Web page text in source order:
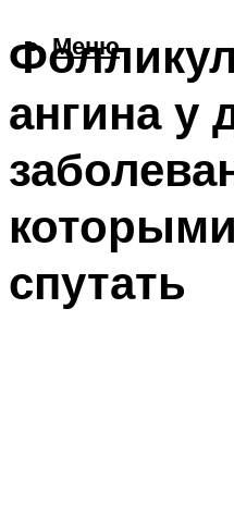
Меню
ангина у
спутать